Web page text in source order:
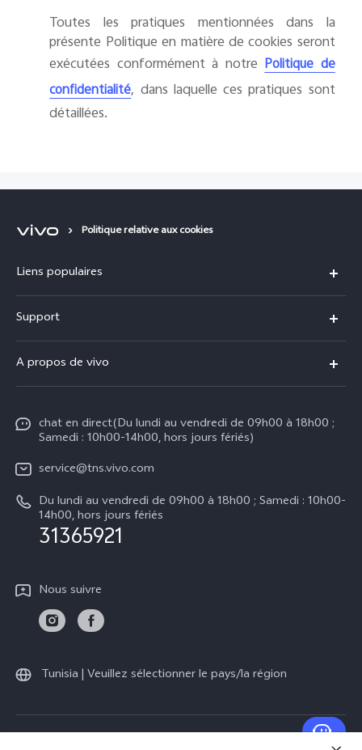
Toutes les pratiques mentionnées dans la
présente Politique en matière de cookies seront
exécutées conformément à notre Politique de
confidentialité, dans laquelle ces pratiques sont
détaillées.
Politique relative aux cookies
Liens populaires
Y31 5G
V70
V50
Y21d
Y29
Support
Centre de services
Authentification IMEI
Instructions de garantie vivo
A propos de vivo
Legal Notice
À propos de vivo
Centre de confidentialité vivo
Durabilité
chat en direct(Du lundi au vendredi de 09h00 à 18h00 ;
Samedi : 10h00-14h00, hors jours fériés)
service@tns.vivo.com
Du lundi au vendredi de 09h00 à 18h00 ; Samedi : 10h00-
14h00, hors jours fériés
31365921
Nous suivre
Tunisia | Veuillez sélectionner le pays/la région